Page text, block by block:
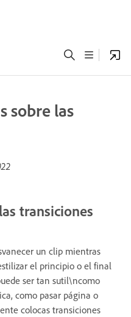
sobre las
transiciones
un clip mientras
el principio o el final
ser tan sutil\ncomo
como pasar página o
colocas transiciones